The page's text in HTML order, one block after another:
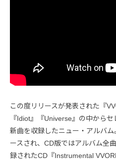
この度リリースが発表された『
『Idiot』『Universe』の中から
新曲を収録したニュー・アルバ
ースされ、CD版ではアルバム全
録されたCD『Instrumental